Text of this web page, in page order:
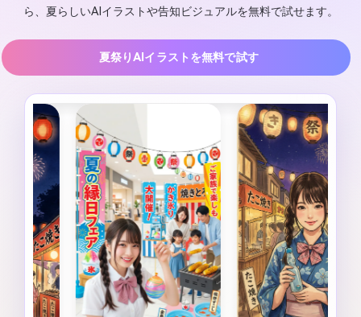
ら、夏らしいAIイラストや告知ビジュアルを無料で試せます。
夏祭りAIイラストを無料で試す